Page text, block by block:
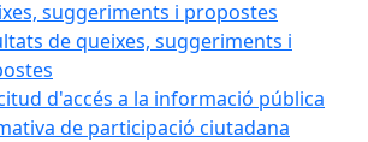
suggeriments i propostes
de queixes, suggeriments i
d'accés a la informació pública
de participació ciutadana